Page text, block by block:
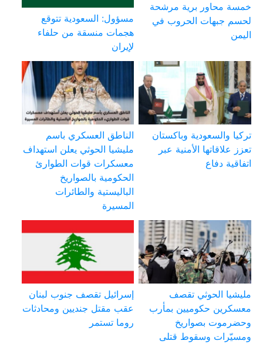
خمسة محاور برية مرشحة
لحسم جبهات الحروب في
اليمن
مسؤول: السعودية تتوقع
هجمات منسقة من حلفاء
لإيران
تركيا والسعودية وباكستان
تعزز علاقاتها الأمنية عبر
اتفاقية دفاع
الناطق العسكري باسم
مليشيا الحوثي يعلن استهداف
معسكرات قوات الطوارئ
الحكومية بالصواريخ
الباليستية والطائرات
المسيرة
مليشيا الحوثي تقصف
معسكرين حكوميين بمأرب
وحضرموت بصواريخ
ومسيّرات وسقوط قتلى
إسرائيل تقصف جنوب لبنان
عقب مقتل جنديين ومحادثات
روما تستمر